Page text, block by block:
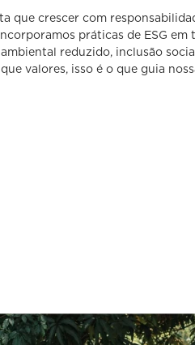
que crescer com
práticas de ESG em
reduzido, inclusão
valores, isso é o que guia